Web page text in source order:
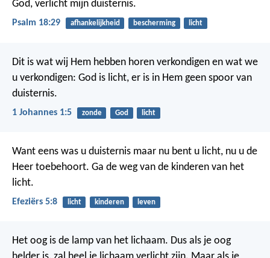
God, verlicht mijn duisternis.
Psalm 18:29 afhankelijkheid bescherming licht
Dit is wat wij Hem hebben horen verkondigen en wat we
u verkondigen: God is licht, er is in Hem geen spoor van
duisternis.
1 Johannes 1:5 zonde God licht
Want eens was u duisternis maar nu bent u licht, nu u de
Heer toebehoort. Ga de weg van de kinderen van het
licht.
Efeziërs 5:8 licht kinderen leven
Het oog is de lamp van het lichaam. Dus als je oog